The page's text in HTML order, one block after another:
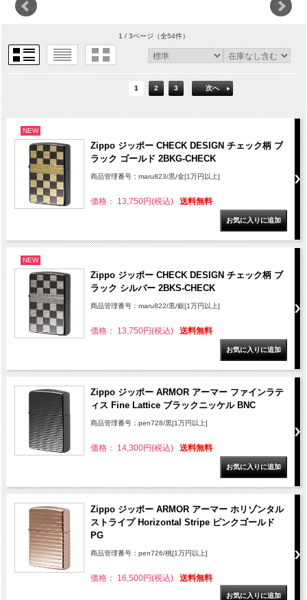
1 / 3ページ（全54件）
1 2 3 次へ
NEW
Zippo ジッポー CHECK DESIGN チェック柄 ブ
ラック ゴールド 2BKG-CHECK
商品管理番号：maru823/黒/金[1万円以上]
価格： 13,750円(税込) 送料無料
NEW
Zippo ジッポー CHECK DESIGN チェック柄 ブ
ラック シルバー 2BKS-CHECK
商品管理番号：maru822/黒/銀[1万円以上]
価格： 13,750円(税込) 送料無料
Zippo ジッポー ARMOR アーマー ファインラテ
ィス Fine Lattice ブラックニッケル BNC
商品管理番号：pen728/黒[1万円以上]
価格： 14,300円(税込) 送料無料
Zippo ジッポー ARMOR アーマー ホリゾンタル
ストライプ Horizontal Stripe ピンクゴールド
PG
商品管理番号：pen726/桃[1万円以上]
価格： 16,500円(税込) 送料無料